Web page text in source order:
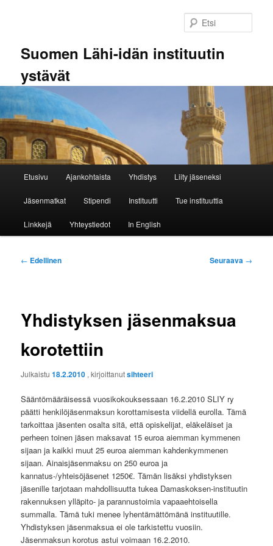
Suomen Lähi-idän instituutin
ystävät
Etusivu Ajankohtaista Yhdistys Liity jäseneksi
Jäsenmatkat Stipendi Instituutti Tue instituuttia
Linkkejä Yhteystiedot In English
Artikkelien
← Edellinen Seuraava →
Yhdistyksen jäsenmaksua
korotettiin
Julkaistu18.2.2010 , kirjoittanutsihteeri
Sääntömääräisessä vuosikokouksessaan 16.2.2010 SLIY ry
päätti henkilöjäsenmaksun korottamisesta viidellä eurolla. Tämä
tarkoittaa jäsenten osalta sitä, että opiskelijat, eläkeläiset ja
perheen toinen jäsen maksavat 15 euroa aiemman kymmenen
sijaan ja kaikki muut 25 euroa aiemman kahdenkymmenen
sijaan. Ainaisjäsenmaksu on 250 euroa ja
kannatus-/yhteisöjäsenet 1250€. Tämän lisäksi yhdistyksen
jäsenille tarjotaan mahdollisuutta tukea Damaskoksen-instituutin
rakennuksen ylläpito- ja parannustoimia vapaaehtoisella
summalla. Tämä tuki menee lyhentämättömänä instituutille.
Yhdistyksen jäsenmaksua ei ole tarkistettu vuosiin.
Jäsenmaksun korotus astui voimaan 16.2.2010.